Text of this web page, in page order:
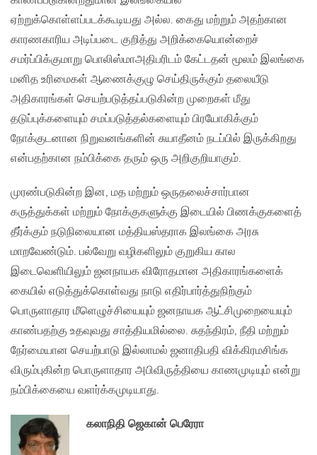
ஏற்றுக்கொள்ளப்படக்கூடியது அல்ல. கைது மற்றும் அதற்கான
காரணகாரிய அடிப்படை குறித்து அறிக்கையொன்றைச்
சமர்ப்பிக்குமாறு பொலிஸ்மாஅதிபரிடம் கேட்டதன் மூலம் இலங்கை
மனித உரிமைகள் ஆணைக்குழு செய்திருக்கும் தலையீடு
அதிகாரங்கள் செயற்படுத்தப்படுகின்ற முறைகள் மீது
தடுப்புக்களையும் சமப்படுத்தல்களையும் பிரயோகிக்கும்
நோக்குடனான நிறுவனங்களின் சுயாதீனம் நடப்பில் இருக்கிறது
என்பதற்கான நம்பிக்கை தரும் ஒரு அறிகுறியாகும்.
முரண்படுகின்ற இன, மத மற்றும் ஒருதலைச்சார்பான
கருத்துக்கள் மற்றும் நோக்குகளுக்கு இடையில் பிணக்குகளைத்
தீர்க்கும் நடுநிலையான மத்தியஸ்தராக இலங்கை அரசு
மாறவேண்டும். பல்வேறு வழிகளிலும் குறுகிய கால
இடைவெளியிலும் ஜனநாயக விரோதமான அதிகாரங்களைக்
கையில் எடுத்துக்கொள்வது நாடு எதிர்பார்த்துநிற்கும்
பொருளாதார மீளெழுச்சியையும் ஜனநாயக ஆட்சிமுறையையும்
காண்பதற்கு உதவுவது சாத்தியமில்லை. சுதந்திரம், நீதி மற்றும்
நேர்மையான செயற்பாடு இல்லாமல் ஜனாதிபதி விக்கிரமசிங்க
விரும்புகின்ற பொருளாதார அபிவிருத்தியை காணமுடியும் என்று
நம்பிக்கையை வளர்க்கமுடியாது.
கலாநிதி ஜெகான் பெரேரா